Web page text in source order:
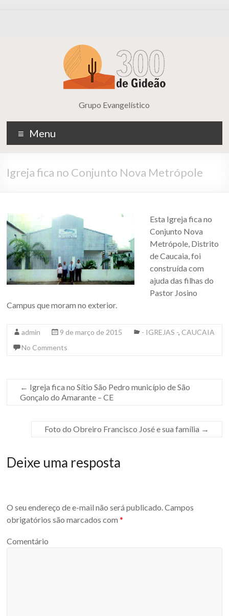
Grupo Evangelístico
Menu
Igreja fica no Conjunto Nova Metrópole
Esta Igreja fica no
Conjunto Nova
Metrópole, Distrito
de Caucaia, foi
construída com
ajuda das filhas do
Pastor Josino
Campus que moram no exterior.
admin 9 de março de 2015 - IGREJAS -, CAUCAIA
No Comments
← Igreja fica no Sítio São Pedro município de São
Gonçalo do Amarante – CE
Foto do Obreiro Francisco José e sua família →
Deixe uma resposta
O seu endereço de e-mail não será publicado.Campos
obrigatórios são marcados com*
Comentário